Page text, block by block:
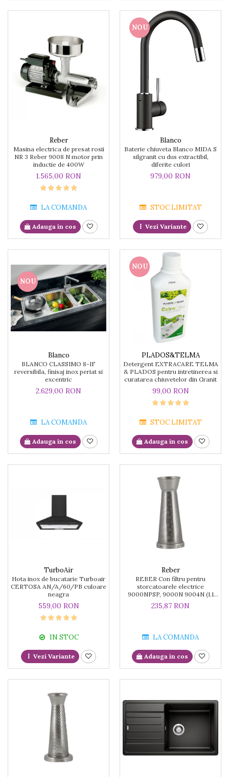
Reber
Masina electrica de presat rosii
NR 3 Reber 9008 N motor prin
inductie de 400W
1.565,00 RON
LA COMANDA
Adauga in cos
NOU
Blanco
Baterie chiuveta Blanco MIDA S
silgranit cu dus extractibil,
diferite culori
979,00 RON
STOC LIMITAT
Vezi Variante
NOU
Blanco
BLANCO CLASSIMO 8-IF
reversibila, finisaj inox periat si
excentric
2.629,00 RON
LA COMANDA
Adauga in cos
NOU
PLADOS&TELMA
Detergent EXTRACARE TELMA
& PLADOS pentru intretinerea si
curatarea chiuvetelor din Granit
99,00 RON
STOC LIMITAT
Adauga in cos
TurboAir
Hota inox de bucatarie Turboair
CERTOSA AN/A/60/PB culoare
neagra
559,00 RON
IN STOC
Vezi Variante
Reber
REBER Con filtru pentru
storcatoarele electrice
9000NPSP, 9000N 9004N (1.1
mm)
235,87 RON
LA COMANDA
Adauga in cos